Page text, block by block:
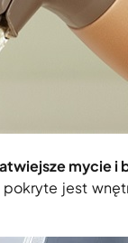
mycie i
jest